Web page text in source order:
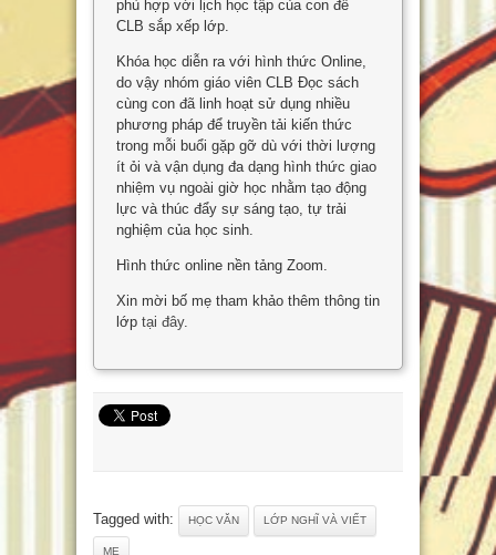
phù hợp với lịch học tập của con để
CLB sắp xếp lớp.
Khóa học diễn ra với hình thức Online,
do vậy nhóm giáo viên CLB Đọc sách
cùng con đã linh hoạt sử dụng nhiều
phương pháp để truyền tải kiến thức
trong mỗi buổi gặp gỡ dù với thời lượng
ít ỏi và vận dụng đa dạng hình thức giao
nhiệm vụ ngoài giờ học nhằm tạo động
lực và thúc đẩy sự sáng tạo, tự trải
nghiệm của học sinh.
Hình thức online nền tảng Zoom.
Xin mời bố mẹ tham khảo thêm thông tin
lớp tại đây.
Tagged with: HỌC VĂN LỚP NGHĨ VÀ VIẾT
MẸ